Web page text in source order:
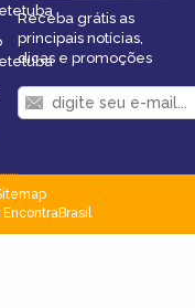
Receba grátis as
principais notícias,
dicas e promoções